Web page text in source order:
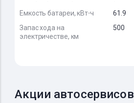
Емкость батареи, кВт⋅ч
61.9
Запас хода на
электричестве, км
500
Акции автосервисов